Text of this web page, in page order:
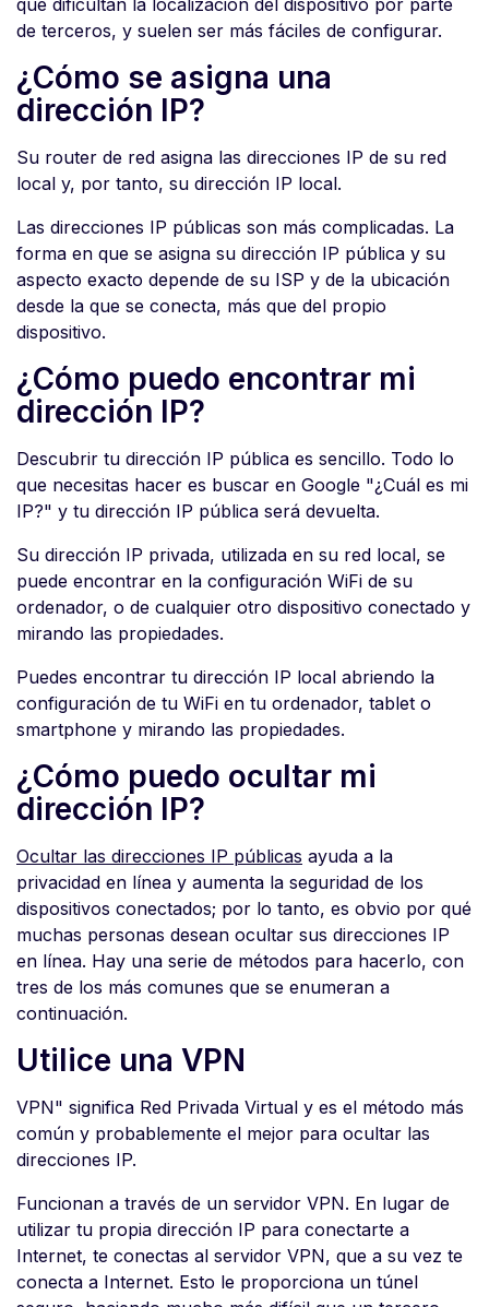
que dificultan la localización del dispositivo por parte
de terceros, y suelen ser más fáciles de configurar.
¿Cómo se asigna una
dirección IP?
Su router de red asigna las direcciones IP de su red
local y, por tanto, su dirección IP local.
Las direcciones IP públicas son más complicadas. La
forma en que se asigna su dirección IP pública y su
aspecto exacto depende de su ISP y de la ubicación
desde la que se conecta, más que del propio
dispositivo.
¿Cómo puedo encontrar mi
dirección IP?
Descubrir tu dirección IP pública es sencillo. Todo lo
que necesitas hacer es buscar en Google "¿Cuál es mi
IP?" y tu dirección IP pública será devuelta.
Su dirección IP privada, utilizada en su red local, se
puede encontrar en la configuración WiFi de su
ordenador, o de cualquier otro dispositivo conectado y
mirando las propiedades.
Puedes encontrar tu dirección IP local abriendo la
configuración de tu WiFi en tu ordenador, tablet o
smartphone y mirando las propiedades.
¿Cómo puedo ocultar mi
dirección IP?
Ocultar las direcciones IP públicas ayuda a la
privacidad en línea y aumenta la seguridad de los
dispositivos conectados; por lo tanto, es obvio por qué
muchas personas desean ocultar sus direcciones IP
en línea. Hay una serie de métodos para hacerlo, con
tres de los más comunes que se enumeran a
continuación.
Utilice una VPN
VPN" significa Red Privada Virtual y es el método más
común y probablemente el mejor para ocultar las
direcciones IP.
Funcionan a través de un servidor VPN. En lugar de
utilizar tu propia dirección IP para conectarte a
Internet, te conectas al servidor VPN, que a su vez te
conecta a Internet. Esto le proporciona un túnel